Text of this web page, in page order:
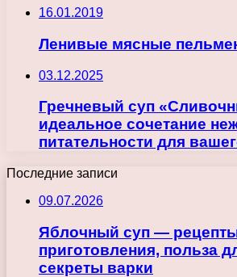
16.01.2019
Ленивые мясные
03.12.2025
Гречневый суп
идеальное сочетание
питательности для
Последние записи
09.07.2026
Яблочный суп —
приготовления, польза
секреты варки